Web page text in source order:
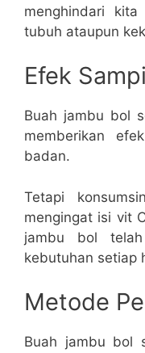
menghindari kita
tubuh ataupun
Efek
Buah jambu bol
memberikan
badan.
Tetapi
mengingat isi vit
jambu bol telah
kebutuhan setiap
Metode
Buah jambu bol